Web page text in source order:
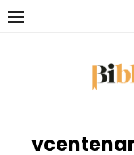
Saltar